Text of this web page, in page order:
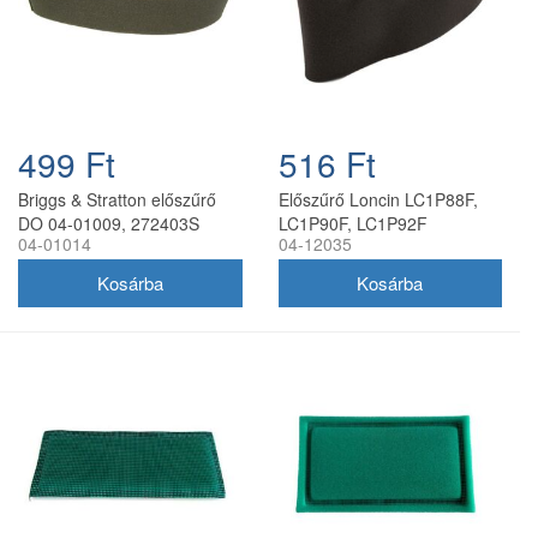
499 Ft
Briggs & Stratton előszűrő
DO 04-01009, 272403S
csere
04-01014
516 Ft
Előszűrő Loncin LC1P88F,
LC1P90F, LC1P92F
négyütemű motorokhoz
04-12035